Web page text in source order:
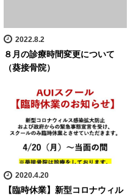
2022.8.2
８月の診療時間変更について
（葵接骨院）
2020.4.20
【臨時休業】新型コロナウィル